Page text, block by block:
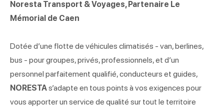
Noresta Transport & Voyages, Partenaire Le
Mémorial de Caen
Dotée d’une flotte de véhicules climatisés - van, berlines,
bus - pour groupes, privés, professionnels, et d’un
personnel parfaitement qualifié, conducteurs et guides,
NORESTAs’adapte en tous points à vos exigences pour
vous apporter un service de qualité sur tout le territoire